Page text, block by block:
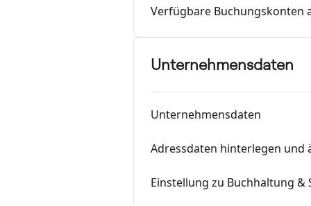
Verfügbare Buchungskonten
Unternehmensdaten
Unternehmensdaten
Adressdaten hinterlegen und
Einstellung zu Buchhaltung &